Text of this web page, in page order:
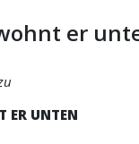
er
ER UNTEN